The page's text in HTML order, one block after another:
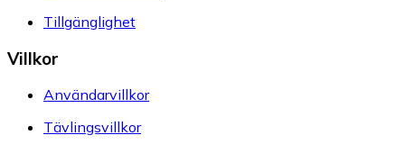
Tillgänglighet
Villkor
Användarvillkor
Tävlingsvillkor